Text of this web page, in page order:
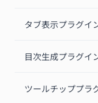
タブ表示プラグイ
目次生成プラグイ
ツールチッププラ